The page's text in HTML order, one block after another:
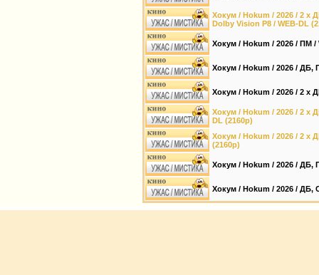
Хокум / Hokum / 2026 / 2 x
Dolby Vision P8 / WEB-DL
Хокум / Hokum / 2026 / ПМ /
Хокум / Hokum / 2026 / ДБ,
Хокум / Hokum / 2026 / 2 x
Хокум / Hokum / 2026 / 2 x
DL (2160p)
Хокум / Hokum / 2026 / 2 x
(2160p)
Хокум / Hokum / 2026 / ДБ,
Хокум / Hokum / 2026 / ДБ,